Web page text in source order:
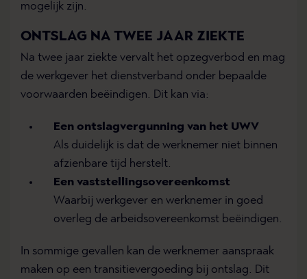
mogelijk zijn.
ONTSLAG NA TWEE JAAR ZIEKTE
Na twee jaar ziekte vervalt het opzegverbod en mag
de werkgever het dienstverband onder bepaalde
voorwaarden beëindigen. Dit kan via:
Een ontslagvergunning van het UWV
Als duidelijk is dat de werknemer niet binnen
afzienbare tijd herstelt.
Een vaststellingsovereenkomst
Waarbij werkgever en werknemer in goed
overleg de arbeidsovereenkomst beëindigen.
In sommige gevallen kan de werknemer aanspraak
maken op een transitievergoeding bij ontslag. Dit